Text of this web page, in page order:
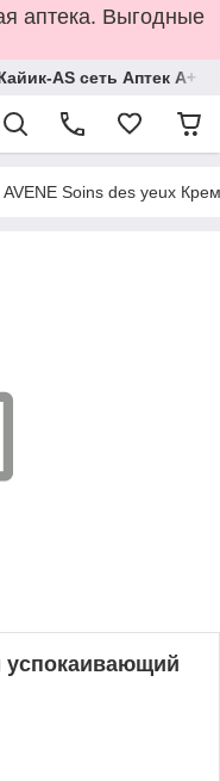
аптека. Выгодные
AS сеть Аптек А+
AVENE Soins des yeux
успокаивающий